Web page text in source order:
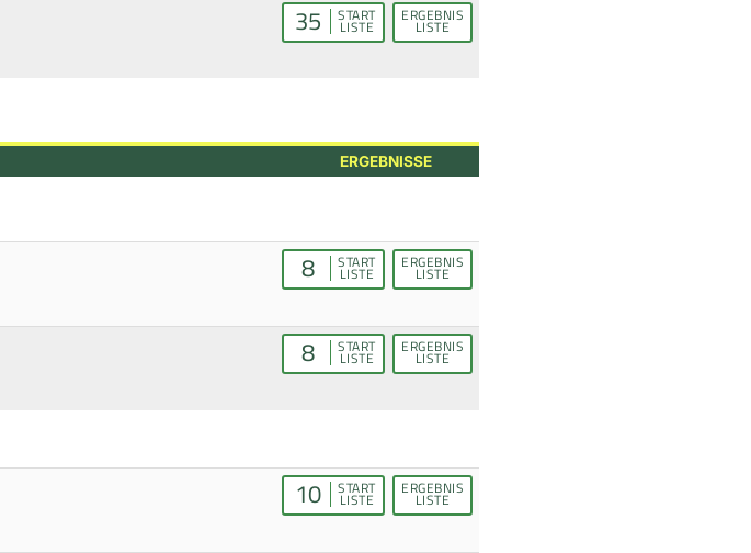
35 START
LISTE
ERGEBNIS
LISTE
ERGEBNISSE
8 START
LISTE
ERGEBNIS
LISTE
8 START
LISTE
ERGEBNIS
LISTE
10 START
LISTE
ERGEBNIS
LISTE